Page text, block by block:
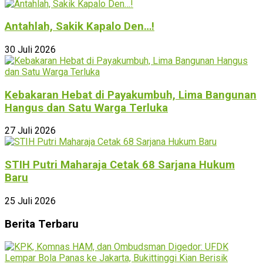
Antahlah, Sakik Kapalo Den…!
30 Juli 2026
Kebakaran Hebat di Payakumbuh, Lima Bangunan
Hangus dan Satu Warga Terluka
27 Juli 2026
STIH Putri Maharaja Cetak 68 Sarjana Hukum
Baru
25 Juli 2026
Berita Terbaru